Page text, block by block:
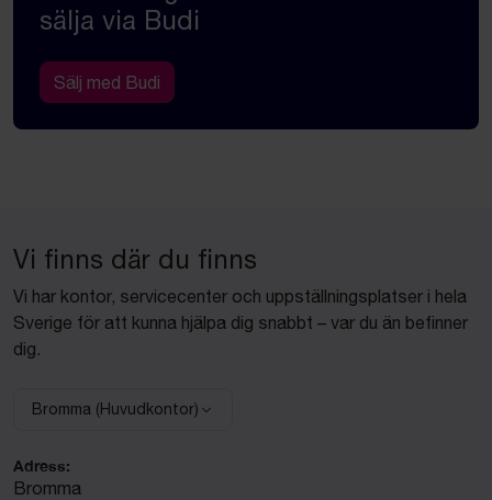
sälja via Budi
Sälj med Budi
Vi finns där du finns
Vi har kontor, servicecenter och uppställningsplatser i hela
Sverige för att kunna hjälpa dig snabbt – var du än befinner
dig.
Välj anläggning:
Bromma (Huvudkontor)
Adress:
Bromma